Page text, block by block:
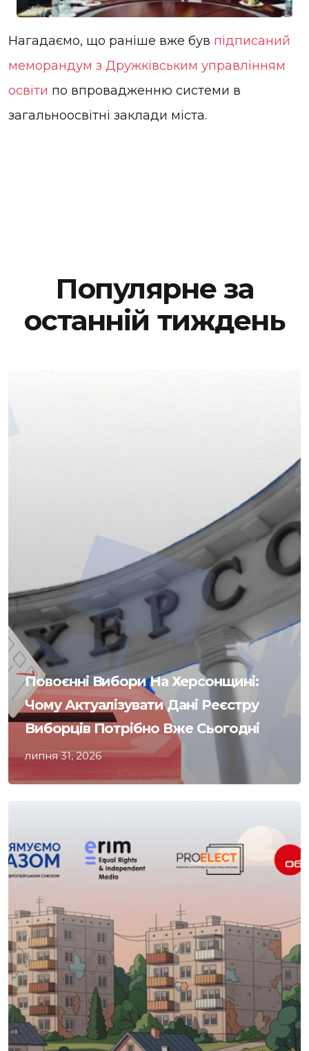
Нагадаємо, що раніше вже був підписаний
меморандум з Дружківським управлінням
освіти по впровадженню системи в
загальноосвітні заклади міста.
Популярне за
останній тиждень
Повоєнні Вибори На Херсонщині:
Чому Актуалізувати Дані Реєстру
Виборців Потрібно Вже Сьогодні
липня 31, 2026